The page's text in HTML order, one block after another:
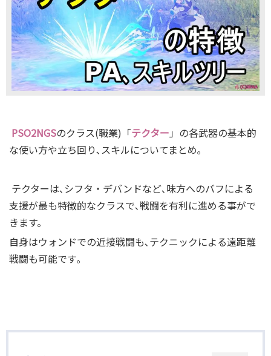
PSO2NGSのクラス(職業)「テクター 」の各武器の基本的
な使い方や立ち回り､スキルについてまとめ｡
テクターは､シフタ・デバンドなど､味方へのバフによる
支援が最も特徴的なクラスで､戦闘を有利に進める事がで
きます。
自身はウォンドでの近接戦闘も､テクニックによる遠距離
戦闘も可能です｡